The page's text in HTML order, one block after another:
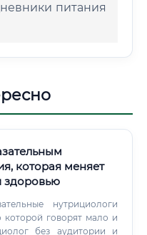
питания
которая меняет
здоровью
нутрициологи
говорят мало и
без аудитории и